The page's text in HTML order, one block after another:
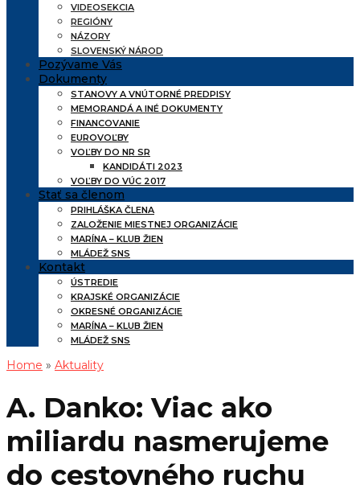
VIDEOSEKCIA
REGIÓNY
NÁZORY
SLOVENSKÝ NÁROD
Pozývame Vás
Dokumenty
STANOVY A VNÚTORNÉ PREDPISY
MEMORANDÁ A INÉ DOKUMENTY
FINANCOVANIE
EUROVOĽBY
VOĽBY DO NR SR
KANDIDÁTI 2023
VOĽBY DO VÚC 2017
Stať sa členom
PRIHLÁŠKA ČLENA
ZALOŽENIE MIESTNEJ ORGANIZÁCIE
MARÍNA – KLUB ŽIEN
MLÁDEŽ SNS
Kontakt
ÚSTREDIE
KRAJSKÉ ORGANIZÁCIE
OKRESNÉ ORGANIZÁCIE
MARÍNA – KLUB ŽIEN
MLÁDEŽ SNS
Home » Aktuality
A. Danko: Viac ako
miliardu nasmerujeme
do cestovného ruchu